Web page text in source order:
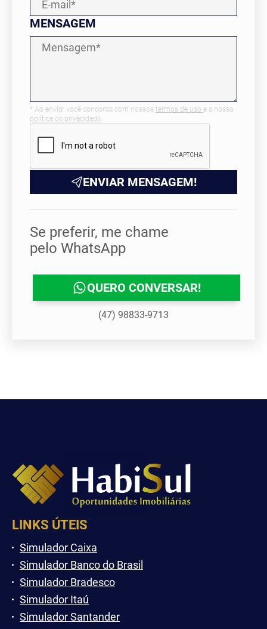
MENSAGEM
* Ao enviar você concorda com nossos termos de uso e a nossa
política de privacidade.
ENVIAR MENSAGEM!
Se preferir, me chame
pelo WhatsApp
QUERO CONVERSAR!
(47) 98833-9713
LINKS ÚTEIS
Simulador Caixa
Simulador Banco do Brasil
Simulador Bradesco
Simulador Itaú
Simulador Santander